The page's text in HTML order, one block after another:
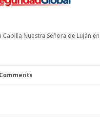
Nuestra Señora de Luján